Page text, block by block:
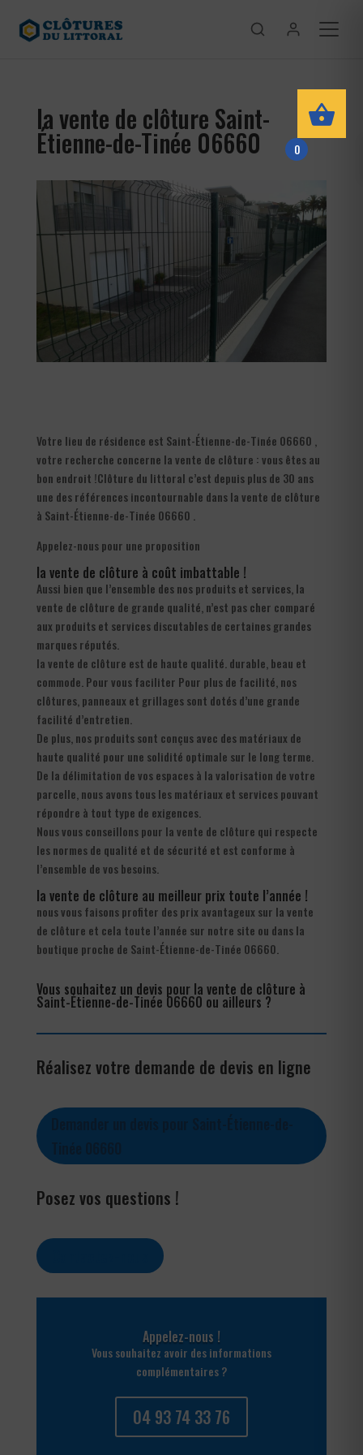
la vente de clôture Saint-
Étienne-de-Tinée 06660
Votre lieu de résidence est Saint-Étienne-de-Tinée 06660 ,
votre recherche concerne la vente de clôture : vous êtes au
bon endroit !Clôture du littoral c’est depuis plus de 30 ans
une des références incontournable dans la vente de clôture
à Saint-Étienne-de-Tinée 06660 .
Appelez-nous pour une proposition
la vente de clôture à coût imbattable !
Aussi bien que l’ensemble des nos produits et services, la
vente de clôture de grande qualité, n’est pas cher comparé
aux produits et services discutables de certaines grandes
marques réputés.
la vente de clôture est de haute qualité. durable, beau et
commode. Pour vous faciliter Pour plus de facilité, nos
clôtures, panneaux et grillages sont dotés d’une grande
facilité d’entretien.
De plus, nos produits sont conçus avec des matériaux de
haute qualité pour une solidité optimale sur le long terme.
De la délimitation de vos espaces à la valorisation de votre
parcelle, nous avons tous les matériaux et services pouvant
répondre à tout type de exigences.
Nous vous conseillons pour la vente de clôture qui respecte
les normes de qualité et de sécurité et est conforme à
l’ensemble de vos besoins.
la vente de clôture au meilleur prix toute l’année !
nous vous faisons profiter des prix avantageux sur la vente
de clôture et cela toute l’année sur notre site ou dans la
boutique proche de Saint-Étienne-de-Tinée 06660.
Vous souhaitez un devis pour la vente de clôture à
Saint-Étienne-de-Tinée 06660 ou ailleurs ?
Réalisez votre demande de devis en ligne
Posez vos questions !
Appelez-nous !
Vous souhaitez avoir des informations
complémentaires ?
04 93 74 33 76
0